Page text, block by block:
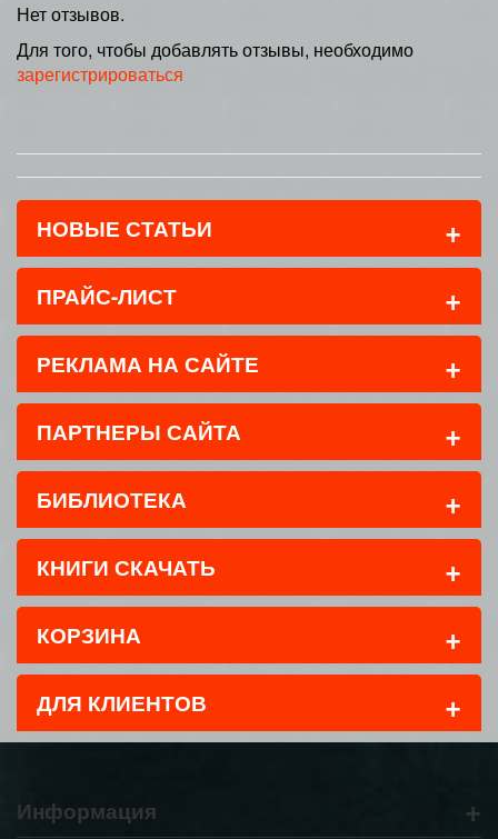
Нет отзывов.
Для того, чтобы добавлять отзывы, необходимо
зарегистрироваться
НОВЫЕ СТАТЬИ +
ПРАЙС-ЛИСТ +
РЕКЛАМА НА САЙТЕ +
ПАРТНЕРЫ САЙТА +
БИБЛИОТЕКА +
КНИГИ СКАЧАТЬ +
КОРЗИНА +
ДЛЯ КЛИЕНТОВ +
Информация +